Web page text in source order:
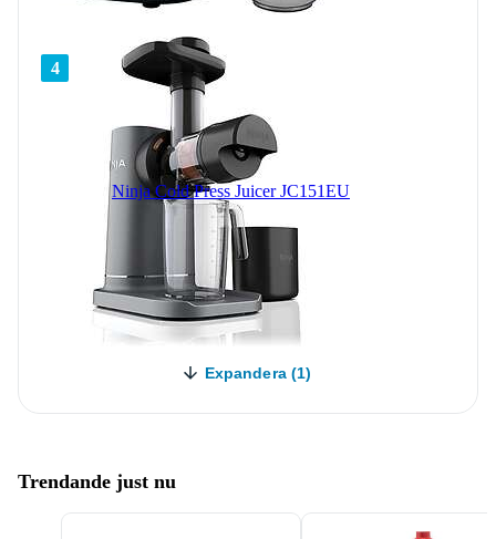
4
Ninja Cold Press Juicer JC151EU
Expandera (1)
Trendande just nu